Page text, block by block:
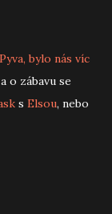
Pyva, bylo nás víc
o zábavu se
s Elsou, nebo